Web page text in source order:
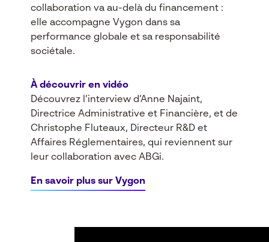
collaboration va au-delà du financement :
elle accompagne Vygon dans sa
performance globale et sa responsabilité
sociétale.
À découvrir en vidéo
Découvrez l’interview d’Anne Najaint,
Directrice Administrative et Financière, et de
Christophe Fluteaux, Directeur R&D et
Affaires Réglementaires, qui reviennent sur
leur collaboration avec ABGi.
En savoir plus sur Vygon